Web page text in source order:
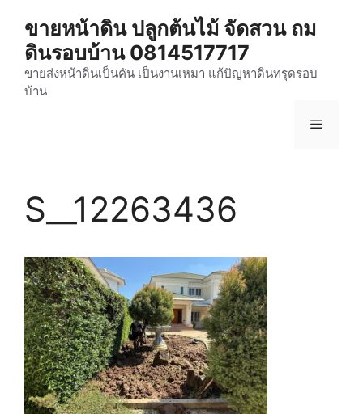
content
ขายหน้าดิน ปลูกต้นไม้ จัดสวน ถม
ดินรอบบ้าน 0814517717
ขายส่งหน้าดินเป็นคัน เป็นงานเหมา แก้ปัญหาดินทรุดรอบ
บ้าน
Menu
S__12263436